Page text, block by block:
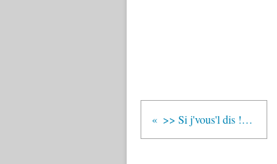
>> Si j'vous'l dis !! 3 en 1 !!